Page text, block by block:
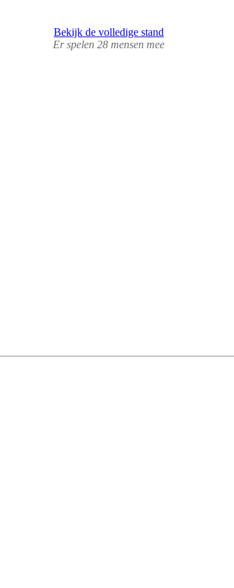
Bekijk de volledige stand
Er spelen 28 mensen mee